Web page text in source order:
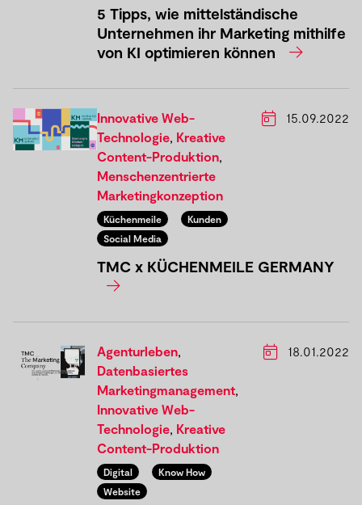
5 Tipps, wie mittelständische
Unternehmen ihr Marketing mithilfe
von KI optimieren können
Innovative Web-
Technologie, Kreative
Content-Produktion,
Menschenzentrierte
Marketingkonzeption
Küchenmeile
Kunden
Social Media
15.09.2022
TMC x KÜCHENMEILE GERMANY
Agenturleben,
Datenbasiertes
Marketingmanagement,
Innovative Web-
Technologie, Kreative
Content-Produktion
Digital
Know How
Website
18.01.2022